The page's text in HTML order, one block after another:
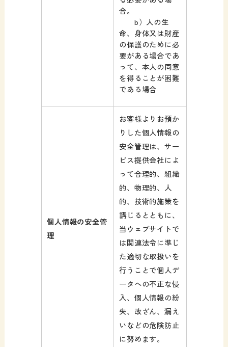
合。
b）人の生
命、身体又は財産
の保護のために必
要がある場合であ
って、本人の同意
を得ることが困難
である場合
個人情報の安全管
理
お客様よりお預か
りした個人情報の
安全管理は、サー
ビス提供会社によ
って合理的、組織
的、物理的、人
的、技術的施策を
講じるとともに、
当ウェブサイトで
は関連法令に準じ
た適切な取扱いを
行うことで個人デ
ータへの不正な侵
入、個人情報の紛
失、改ざん、漏え
いなどの危険防止
に努めます。